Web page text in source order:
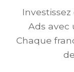
Ads avec
Chaque